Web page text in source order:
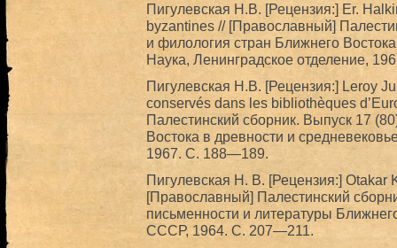
Пигулевская Н.В. [Рецензия:] Er.
byzantines // [Православный]
и филология стран Ближнего
Наука, Ленинградское отделение,
Пигулевская Н.В. [Рецензия:] Leroy
conservés dans les bibliothèques
Палестинский сборник. Выпуск 17
Востока в древности и
1967. С. 188—189.
Пигулевская Н. В. [Рецензия:] Otakar
[Православный] Палестинский
письменности и литературы
СССР, 1964. С. 207—211.